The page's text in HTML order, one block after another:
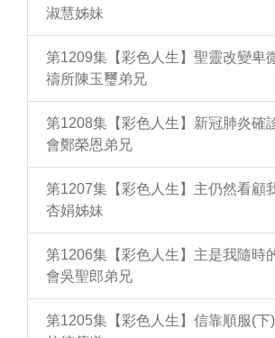
淑慧姊妹
第1209集【彩色人生】聖靈改變卑
禱所陳玉璽弟兄
第1208集【彩色人生】新冠肺炎確
會鄭榮恩弟兄
第1207集【彩色人生】主仍然看顧
杏娟姊妹
第1206集【彩色人生】主是我隨時
會吳聖郎弟兄
第1205集【彩色人生】信靠順服(下